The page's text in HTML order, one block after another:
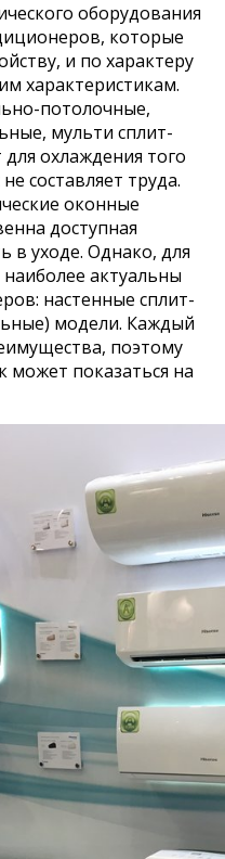
оборудования
которые
и по характеру
характеристикам.
потолочные,
мульти сплит-
охлаждения того
составляет труда.
оконные
доступная
в уходе. Однако, для
актуальны
настенные сплит-
модели. Каждый
поэтому
может показаться на